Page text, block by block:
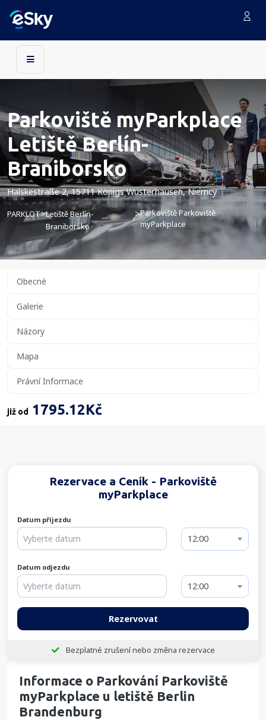
Parkoviště myParkplace
Letiště Berlín-
Braniborsko
Halskestraße 2, 15711 Königs Wusterhausen, Niemcy
PARKLOT>Letiště Berlín-
Braniborsko
>Parkoviště Parkoviště
myParkplace
Obecné
Galerie
Názory
Mapa
Právní Informace
již od 1795.12Kč
Informace o Parkování Parkoviště
myParkplace u letiště Berlin
Brandenburg
Rezervace a Ceník - Parkoviště
myParkplace
Datum příjezdu
12:00
Datum odjezdu
12:00
Rezervovat
Bezplatné zrušení nebo změna rezervace